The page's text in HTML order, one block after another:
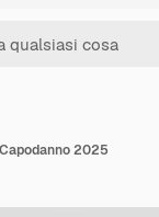
2025